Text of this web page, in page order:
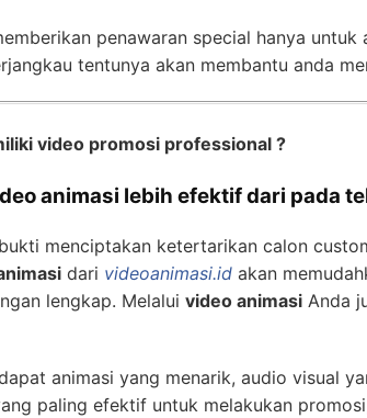
penawaran special hanya untuk
tentunya akan membantu anda
video promosi professional ?
animasi lebih efektif dari pada
menciptakan ketertarikan calon
dari videoanimasi.id akan
lengkap. Melalui video animasi Anda
animasi yang menarik, audio visual
paling efektif untuk melakukan